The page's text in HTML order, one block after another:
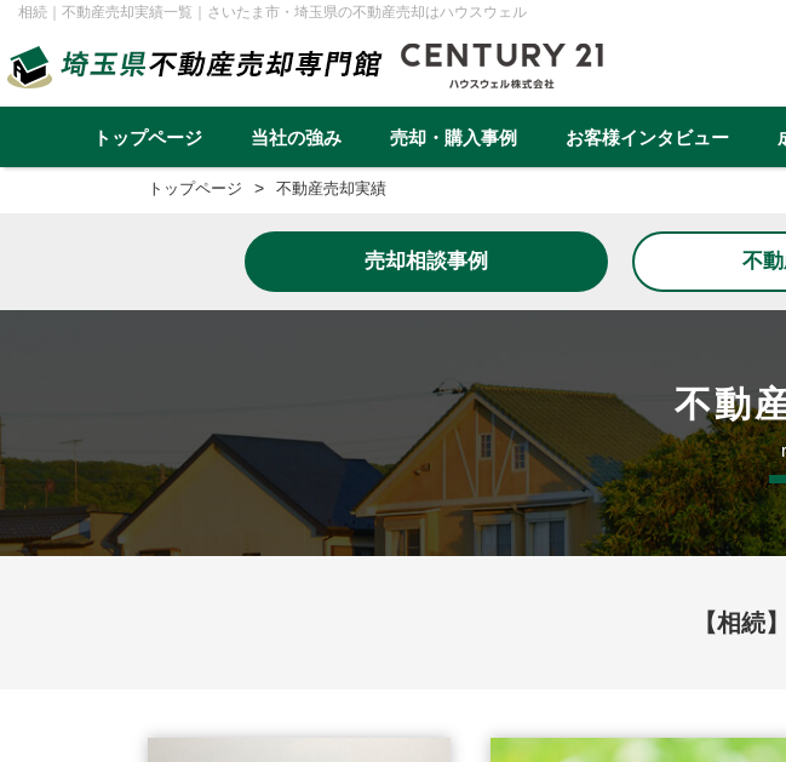
相続｜不動産売却実績一覧｜さいたま市・埼玉県の不動産売却はハウスウェル
トップページ 当社の強み
実績と高い集客力 早く高く売るための売却戦略 ワンストップサービス
売却・購入事例
さいたま市 越谷市 川口市 上尾市 戸田市
草加市 ふじみ野市 富士見市 桶川市 北本市
お客様インタビュー
再建築不可 リースバック リフォーム 借地・底地
スタッフ紹介一覧
トップページ 不動産売却実績
売却相談事例 不
不動
【相続